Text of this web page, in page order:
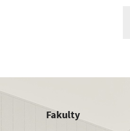
Fakulty